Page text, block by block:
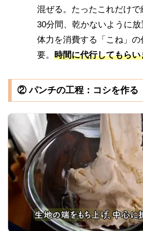
混ぜる。たったこれだけ
30分間、乾かないように放
体力を消費する「こね」
要。 時間に代行してもらい
② パンチの工程：コシを作る